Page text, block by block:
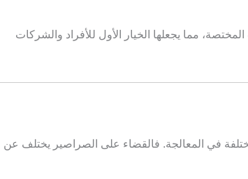
مما يجعلها الخيار الأول للأفراد والشركات
في المعالجة. فالقضاء على الصراصير يختلف عن